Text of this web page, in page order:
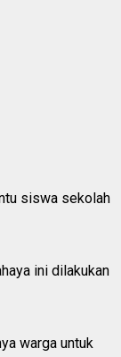
siswa sekolah
ini dilakukan
warga untuk